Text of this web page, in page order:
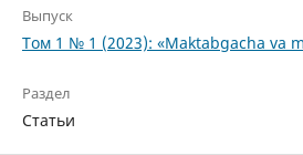
Выпуск
Том 1 № 1 (2023): «Maktabgacha va
Раздел
Статьи